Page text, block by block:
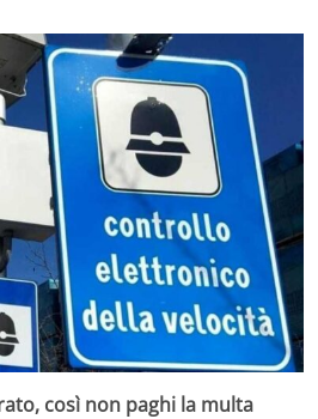
così non paghi la multa